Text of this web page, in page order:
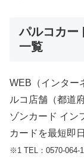
パルコカー
一覧
WEB（インター
ルコ店舗（都道
ゾンカード イン
カードを最短即
※1 TEL：0570-